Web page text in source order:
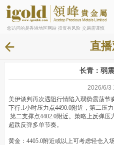
您访问的是香港地区网站 投资有风险 交易需谨慎
直
长青：弱
2026/6/3
美伊谈判再次遇阻行情陷入弱势震荡节
下行.1小时压力点4490.0附近，第二压
第二支撑点4402.0附近。策略上反弹
超跌反弹多单节奏。
黄金：4405.0附近或以上可考虑轻仓入